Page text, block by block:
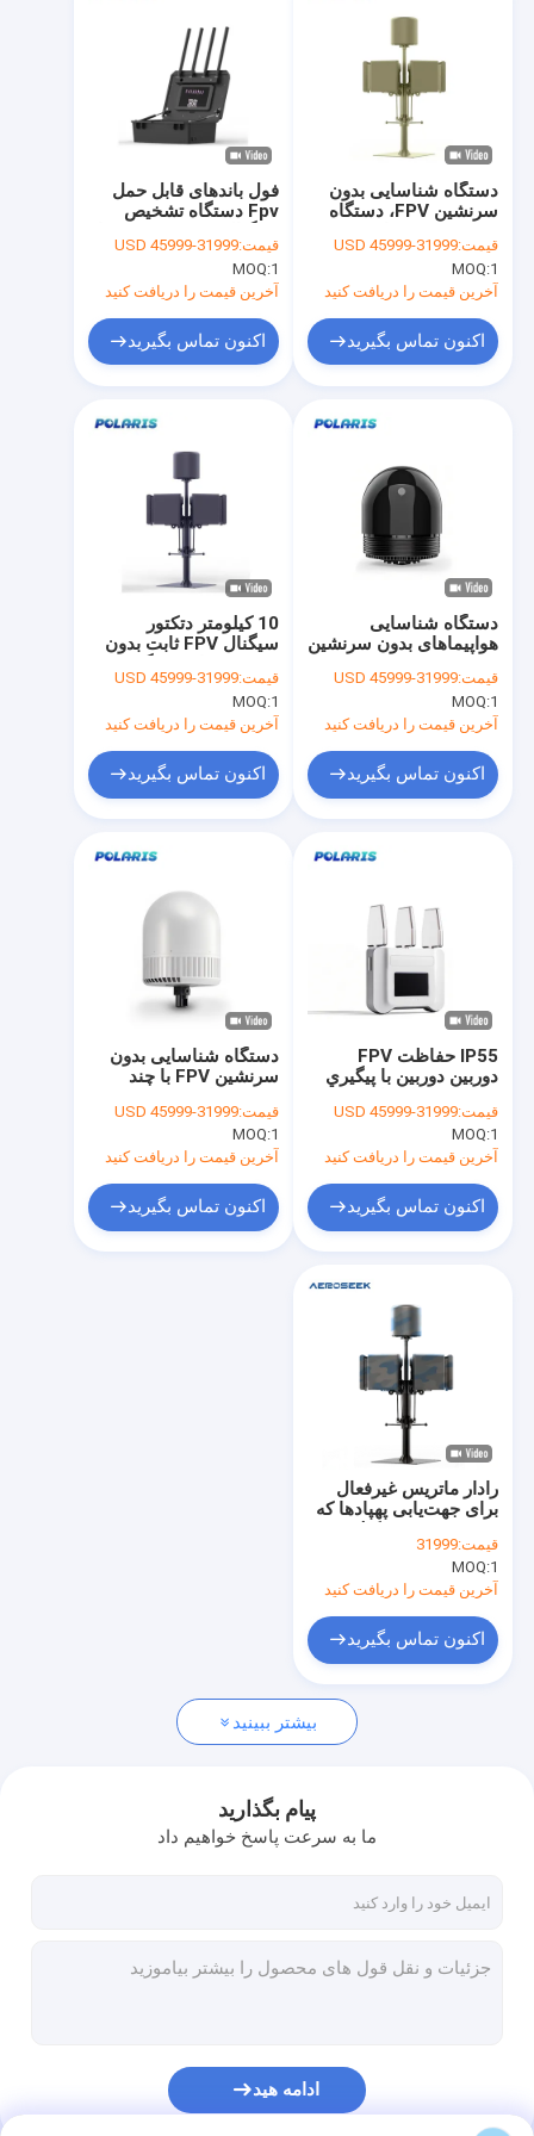
درباره ما
تور کارخانه
پرونده ها
درخواست نقل قول
دتکتور بدون سرنشین ثابت
FPV Drone Detector: دستگاه شناسایی بدون سرنشین
دتکتور هواپیمای بدون سرنشین DJI
DJI ديتکتور بدون سرنشين رمزگشايي
ردیاب پهپاد دستی
شناسه تلفن همراه
جعل جی پی اس پهپاد
مسدود کننده سیگنال پهپاد
جرمر هارد هارد هارد درون
جامهای ثابت برای بدون سرنشین
فول باندهای قابل حمل
Fpv دستگاه تشخیص
محدوده 3 کیلومتر
قیمت:31999-45999 USD
MOQ:1
آخرین قیمت را دریافت کنید
اکنون تماس بگیرید
دستگاه شناسایی بدون
سرنشین FPV، دستگاه
لمسی IP55
قیمت:31999-45999 USD
MOQ:1
آخرین قیمت را دریافت کنید
اکنون تماس بگیرید
10 کيلومتر دتکتور
سيگنال FPV ثابت بدون
اختلال در هواپيما
قیمت:31999-45999 USD
MOQ:1
آخرین قیمت را دریافت کنید
اکنون تماس بگیرید
دستگاه شناسایی
هواپیماهای بدون سرنشین
قیمت:31999-45999 USD
MOQ:1
آخرین قیمت را دریافت کنید
اکنون تماس بگیرید
دستگاه شناسایی بدون
سرنشین FPV با چند
کیلومتری برای امنیت
مرزهای کشور
قیمت:31999-45999 USD
MOQ:1
آخرین قیمت را دریافت کنید
اکنون تماس بگیرید
IP55 حفاظت FPV
دوربين دوربين با پيگيري
قیمت:31999-45999 USD
MOQ:1
آخرین قیمت را دریافت کنید
اکنون تماس بگیرید
رادار ماتریس غیرفعال
برای جهت‌یابی پهپادها که
کیلومتر را ارائه می‌دهد.
قیمت:31999
MOQ:1
آخرین قیمت را دریافت کنید
اکنون تماس بگیرید
بیشتر ببینید
پیام بگذارید
ما به سرعت پاسخ خواهیم داد
ادامه هید